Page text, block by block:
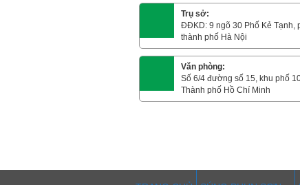
Trụ sở:
ĐĐKD: 9 ngõ 30 Phố Kẻ Tạnh,
thành phố Hà Nội
Văn phòng:
Số 6/4 đường số 15, khu phố
Thành phố Hồ Chí Minh